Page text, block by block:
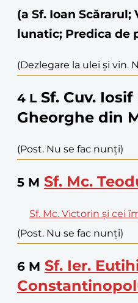
(a Sf. Ioan
lunatic; Predica de
(Dezlegare la ulei și vin.
4 L Sf. Cuv.
Gheorghe din
(Post. Nu se fac nunți)
5 M Sf. Mc.
Sf. Mc. Victorin și cei
(Post. Nu se fac nunți)
6 M Sf. Ier.